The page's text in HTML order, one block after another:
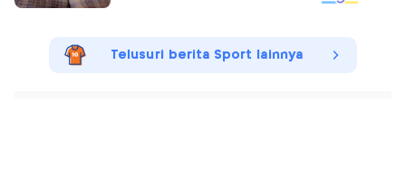
Telusuri berita Sport lainnya